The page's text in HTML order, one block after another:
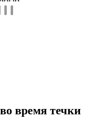
время течки